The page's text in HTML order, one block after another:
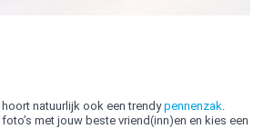
natuurlijk ook een trendypennenzak.
met jouw beste vriend(inn)en en kies een